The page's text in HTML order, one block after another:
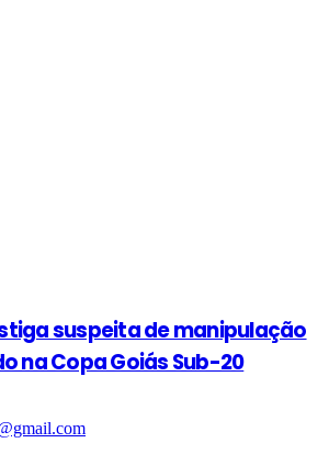
suspeita de manipulação
na Copa Goiás Sub-20